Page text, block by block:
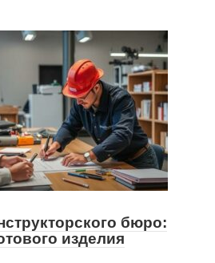
бюро:
изделия